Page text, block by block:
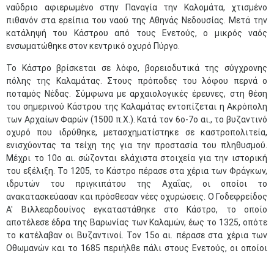
ναΰδριο αφιερωμένο στην Παναγία την Καλομάτα, χτισμένο
πιθανόν στα ερείπια του ναού της Αθηνάς Νεδουσίας. Μετά την
κατάληψή του Κάστρου από τους Ενετούς, ο μικρός ναός
ενσωματώθηκε στον κεντρικό οχυρό Πύργο.
Το Κάστρο βρίσκεται σε λόφο, βορειοδυτικά της σύγχρονης
πόλης της Καλαμάτας. Στους πρόποδες του λόφου περνά ο
ποταμός Νέδας. Σύμφωνα με αρχαιολογικές έρευνες, στη θέση
του σημερινού Κάστρου της Καλαμάτας εντοπίζεται η Ακρόπολη
των Αρχαίων Φαρών (1500 π.Χ.). Κατά τον 6ο-7ο αι., το βυζαντινό
οχυρό που ιδρύθηκε, μετασχηματίστηκε σε καστροπολιτεία,
ενισχύοντας τα τείχη της για την προστασία του πληθυσμού.
Μέχρι το 10ο αι. σώζονται ελάχιστα στοιχεία για την ιστορική
του εξέλιξη. Το 1205, το Κάστρο πέρασε στα χέρια των Φράγκων,
ιδρυτών του πριγκιπάτου της Αχαΐας, οι οποίοι το
ανακατασκεύασαν και πρόσθεσαν νέες οχυρώσεις. Ο Γοδεφρείδος
Α' Βιλλεαρδουίνος εγκαταστάθηκε στο Κάστρο, το οποίο
αποτέλεσε έδρα της Βαρωνίας των Καλαμών, έως το 1325, οπότε
το κατέλαβαν οι Βυζαντινοί. Τον 15ο αι. πέρασε στα χέρια των
Οθωμανών και το 1685 περιήλθε πάλι στους Ενετούς, οι οποίοι